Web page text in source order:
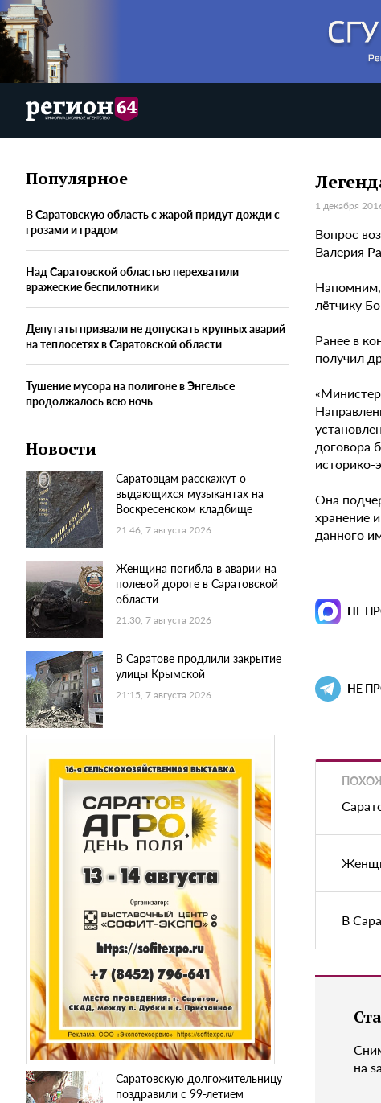
Популярное
В Саратовскую область с жарой придут дожди с
грозами и градом
Над Саратовской областью перехватили
вражеские беспилотники
Депутаты призвали не допускать крупных аварий
на теплосетях в Саратовской области
Тушение мусора на полигоне в Энгельсе
продолжалось всю ночь
Новости
Саратовцам расскажут о
выдающихся музыкантах на
Воскресенском кладбище
21:46, 7 августа 2026
Женщина погибла в аварии на
полевой дороге в Саратовской
области
21:30, 7 августа 2026
В Саратове продлили закрытие
улицы Крымской
21:15, 7 августа 2026
Саратовскую долгожительницу
поздравили с 99-летием
1 декабря
Вопрос
Валерия
лётчику
Ранее в
получил
договора
историко-
Она
хранение
данного
НЕ
НЕ
В
на